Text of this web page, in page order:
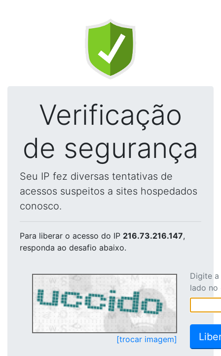
Verificação
de segurança
Seu IP fez diversas tentativas de
acessos suspeitos a sites hospedados
conosco.
Para liberar o acesso do IP 216.73.216.147,
responda ao desafio abaixo.
[trocar imagem]
Digite
lado no